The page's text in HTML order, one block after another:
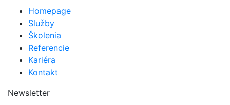
Homepage
Služby
Školenia
Referencie
Kariéra
Kontakt
Newsletter